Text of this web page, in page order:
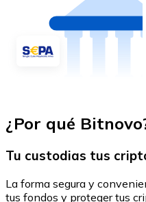
¿Por qué
Tu custodias tus
La forma segura y
tus fondos y proteger tus